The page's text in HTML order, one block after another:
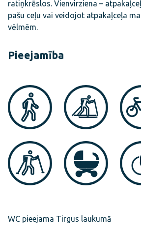
ratiņkrēslos. Vienvirziena –
pašu ceļu vai veidojot atpakaļceļa
vēlmēm.
Pieejamība
WC pieejama Tirgus laukumā